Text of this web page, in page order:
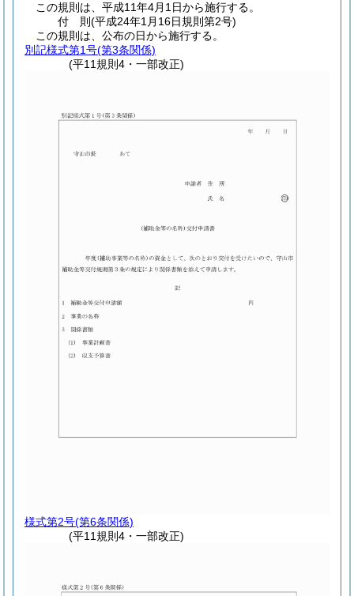
この規則は、平成11年4月1日から施行する。
付 則(平成24年1月16日規則第2号)
この規則は、公布の日から施行する。
別記様式第1号(第3条関係)
(平11規則4・一部改正)
様式第2号(第6条関係)
(平11規則4・一部改正)